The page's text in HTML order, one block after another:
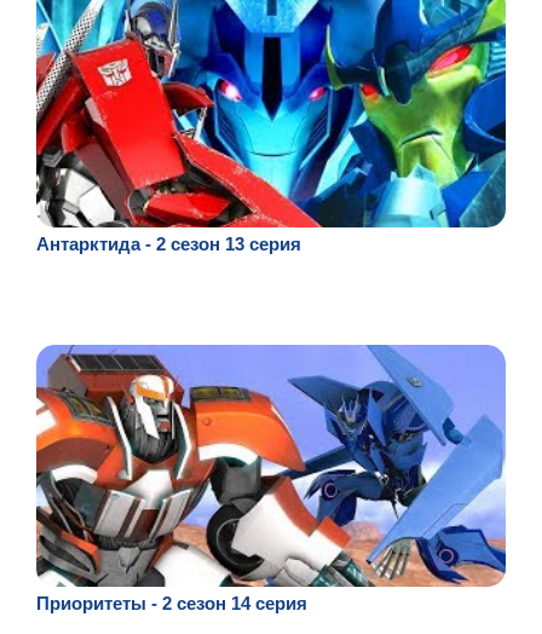
Антарктида - 2 сезон 13 серия
Приоритеты - 2 сезон 14 серия